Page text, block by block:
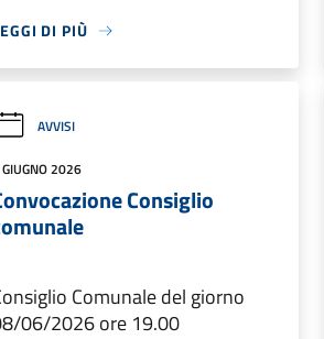
DI PIÙ
AVVISI
2026
Consiglio
Comunale del giorno
06/2026 ore 19.00